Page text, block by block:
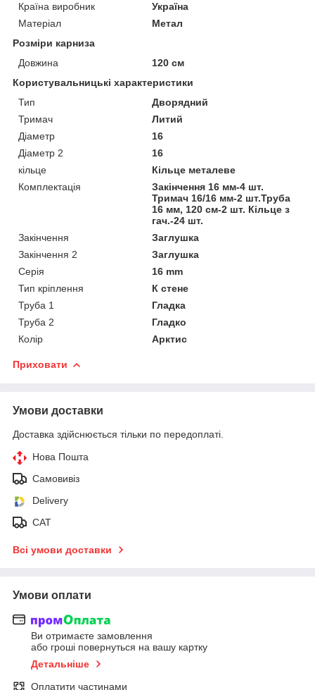
Країна виробник
Україна
Матеріал
Метал
Розміри карниза
Довжина
120 см
Користувальницькі характеристики
Тип
Дворядний
Тримач
Литий
Діаметр
16
Діаметр 2
16
кільце
Кільце металеве
Комплектація
Закінчення 16 мм-4 шт.
Тримач 16/16 мм-2 шт.Труба
16 мм, 120 см-2 шт. Кільце з
гач.-24 шт.
Закінчення
Заглушка
Закінчення 2
Заглушка
Серія
16 mm
Тип кріплення
К стене
Труба 1
Гладка
Труба 2
Гладко
Колір
Арктис
Приховати
Умови доставки
Доставка здійснюється тільки по передоплаті.
Нова Пошта
Самовивіз
Delivery
САТ
Всі умови доставки
Умови оплати
Ви отримаєте замовлення
або гроші повернуться на вашу картку
Детальніше
Оплатити частинами